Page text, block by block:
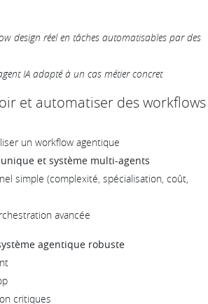
design réel en tâches automatisables par des
IA adapté à un cas métier concret
et automatiser des workflows
un workflow agentique
et système multi-agents
simple (complexité, spécialisation, coût,
avancée
agentique robuste
critiques